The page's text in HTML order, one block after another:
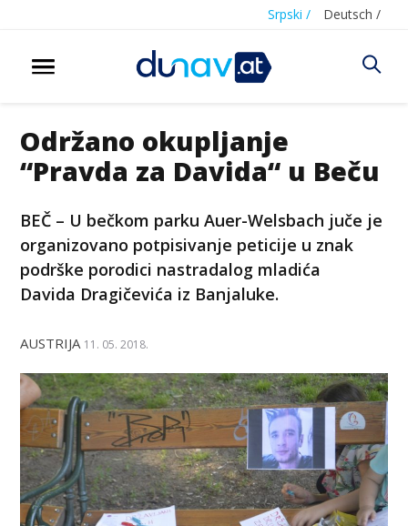
Srpski / Deutsch /
Održano okupljanje
“Pravda za Davida“ u Beču
BEČ – U bečkom parku Auer-Welsbach juče je
organizovano potpisivanje peticije u znak
podrške porodici nastradalog mladića
Davida Dragičevića iz Banjaluke.
AUSTRIJA 11. 05. 2018.